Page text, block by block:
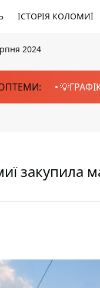
ІСТОРІЯ КОЛОМИЇ
2024
закупила